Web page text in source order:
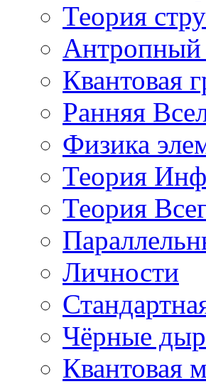
Теория
Квантовая
Ранняя
Физика
Теория
Теория
Личности
Чёрные
Квантовая